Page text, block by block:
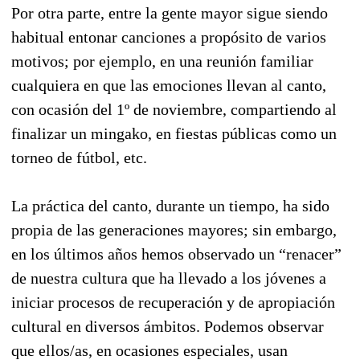
Por otra parte, entre la gente mayor sigue siendo
habitual entonar canciones a propósito de varios
motivos; por ejemplo, en una reunión familiar
cualquiera en que las emociones llevan al canto,
con ocasión del 1º de noviembre, compartiendo al
finalizar un mingako, en fiestas públicas como un
torneo de fútbol, etc.
La práctica del canto, durante un tiempo, ha sido
propia de las generaciones mayores; sin embargo,
en los últimos años hemos observado un “renacer”
de nuestra cultura que ha llevado a los jóvenes a
iniciar procesos de recuperación y de apropiación
cultural en diversos ámbitos. Podemos observar
que ellos/as, en ocasiones especiales, usan